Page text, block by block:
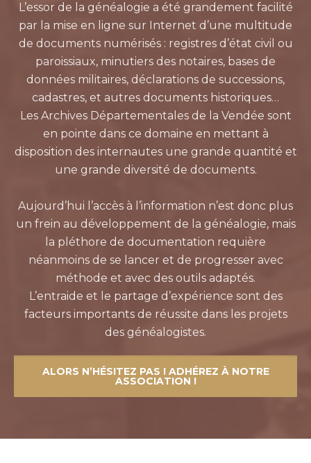
L’essor de la généalogie a été grandement facilité
par la mise en ligne sur Internet d’une multitude
de documents numérisés : registres d’état civil ou
paroissiaux, minutiers des notaires, bases de
données militaires, déclarations de successions,
cadastres, et autres documents historiques…
Les Archives Départementales de la Vendée sont
en pointe dans ce domaine en mettant à
disposition des internautes une grande quantité et
une grande diversité de documents.
Aujourd’hui l’accès à l’information n’est donc plus
un frein au développement de la généalogie, mais
la pléthore de documentation requière
néanmoins de se lancer et de progresser avec
méthode et avec des outils adaptés.
L’entraide et le partage d’expérience sont des
facteurs importants de réussite dans les projets
des généalogistes.
ALORS N’HÉSITEZ PAS ! ADHÉREZ À NOTRE
ASSOCIATION !